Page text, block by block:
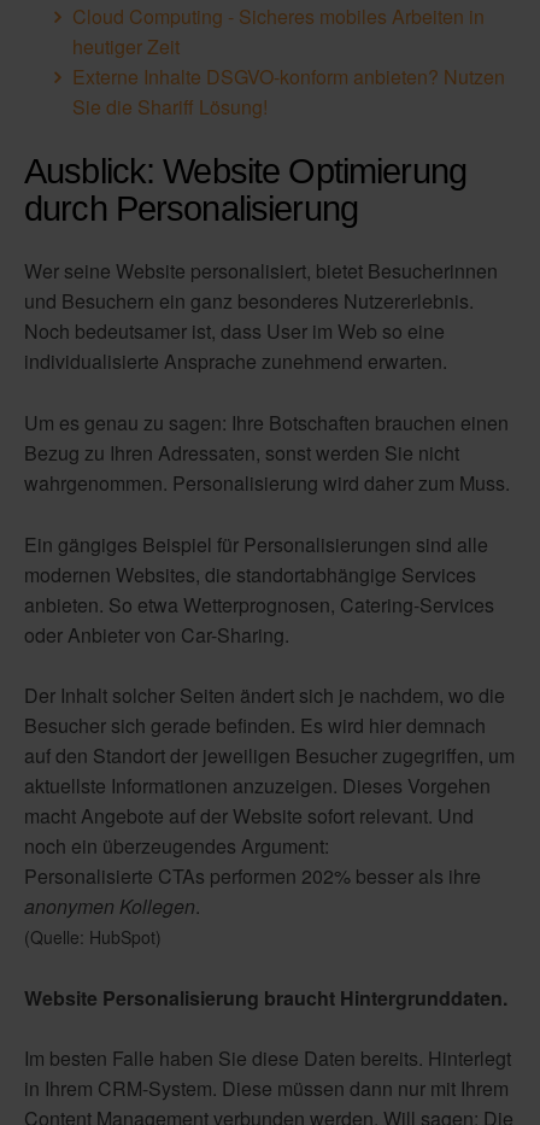
Cloud Computing - Sicheres mobiles Arbeiten in
heutiger Zeit
Externe Inhalte DSGVO-konform anbieten? Nutzen
Sie die Shariff Lösung!
Ausblick: Website Optimierung
durch Personalisierung
Wer seine Website personalisiert, bietet Besucherinnen
und Besuchern ein ganz besonderes Nutzererlebnis.
Noch bedeutsamer ist, dass User im Web so eine
individualisierte Ansprache zunehmend erwarten.
Um es genau zu sagen: Ihre Botschaften brauchen einen
Bezug zu Ihren Adressaten, sonst werden Sie nicht
wahrgenommen. Personalisierung wird daher zum Muss.
Ein gängiges Beispiel für Personalisierungen sind alle
modernen Websites, die standortabhängige Services
anbieten. So etwa Wetterprognosen, Catering-Services
oder Anbieter von Car-Sharing.
Der Inhalt solcher Seiten ändert sich je nachdem, wo die
Besucher sich gerade befinden. Es wird hier demnach
auf den Standort der jeweiligen Besucher zugegriffen, um
aktuellste Informationen anzuzeigen. Dieses Vorgehen
macht Angebote auf der Website sofort relevant. Und
noch ein überzeugendes Argument:
Personalisierte CTAs performen 202% besser als ihre
anonymen Kollegen.
(Quelle: HubSpot)
Website Personalisierung braucht Hintergrunddaten.
Im besten Falle haben Sie diese Daten bereits. Hinterlegt
in Ihrem CRM-System. Diese müssen dann nur mit Ihrem
Content Management verbunden werden. Will sagen: Die